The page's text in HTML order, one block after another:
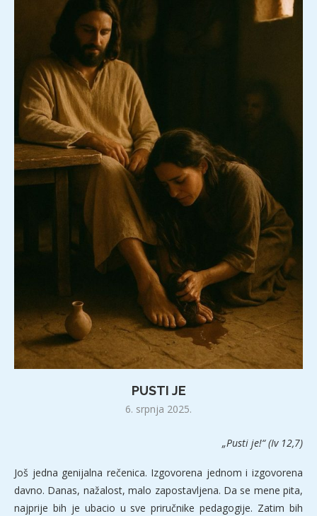
PUSTI JE
6. srpnja 2025.
„Pusti je!“ (Iv 12,7)
Još jedna genijalna rečenica. Izgovorena jednom i izgovorena
davno. Danas, nažalost, malo zapostavljena. Da se mene pita,
najprije bih je ubacio u sve priručnike pedagogije. Zatim bih